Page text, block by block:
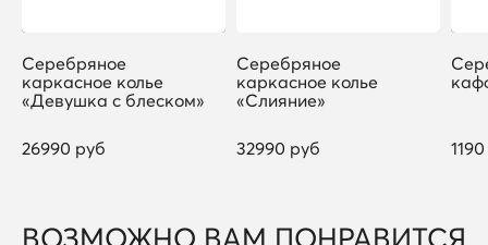
Серебряное
каркасное колье
«Девушка с блеском»
26990 руб
Серебряное
каркасное колье
«Слияние»
32990 руб